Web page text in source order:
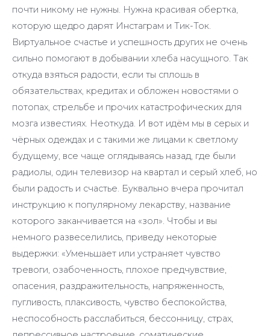
почти никому не нужны. Нужна красивая обертка,
которую щедро дарят Инстаграм и Тик-Ток.
Виртуальное счастье и успешность других не очень
сильно помогают в добывании хлеба насущного. Так
откуда взяться радости, если ты сплошь в
обязательствах, кредитах и обложен новостями о
потопах, стрельбе и прочих катастрофических для
мозга известиях. Неоткуда. И вот идём мы в серых и
чёрных одеждах и с такими же лицами к светлому
будущему, все чаще оглядываясь назад, где были
радиолы, один телевизор на квартал и серый хлеб, но
были радость и счастье. Буквально вчера прочитал
инструкцию к популярному лекарству, название
которого заканчивается на «зол». Чтобы и вы
немного развеселились, приведу некоторые
выдержки: «Уменьшает или устраняет чувство
тревоги, озабоченность, плохое предчувствие,
опасения, раздражительность, напряженность,
пугливость, плаксивость, чувство беспокойства,
неспособность расслабиться, бессонницу, страх,